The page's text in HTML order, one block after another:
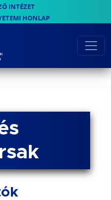
INTÉZET
HONLAP